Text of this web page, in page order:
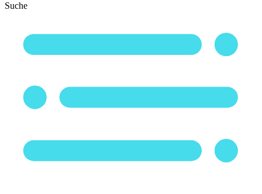
Suche